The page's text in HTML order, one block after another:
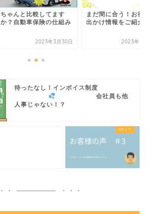
ちゃんと比較してます
か？自動車保険の仕組み
2023年3月30日
まだ間に合う！お得
出かけ情報をご紹介
2023年8
待ったなし！インボイス制度
会社員も他
人事じゃない！？